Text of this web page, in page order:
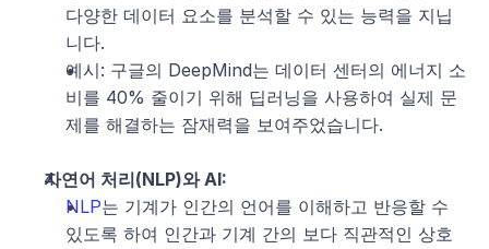
다양한 데이터 요소를 분석할 수 있는 능력을 지닙
니다.
예시: 구글의 DeepMind는 데이터 센터의 에너지 소
비를 40% 줄이기 위해 딥러닝을 사용하여 실제 문
제를 해결하는 잠재력을 보여주었습니다.
자연어 처리(NLP)와 AI:
NLP는 기계가 인간의 언어를 이해하고 반응할 수
있도록 하여 인간과 기계 간의 보다 직관적인 상호